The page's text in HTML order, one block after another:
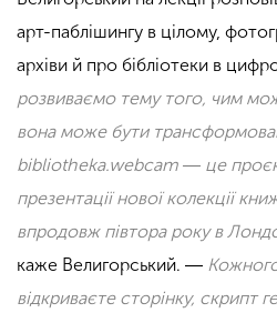
арт-паблішингу в цілому,
архіви й про бібліотеки в
розвиваємо тему того, чим
вона може бути
bibliotheka.webcam ― це
презентації нової колекції
впродовж півтора року в
каже Велигорський. ―
відкриваєте сторінку, скрипт